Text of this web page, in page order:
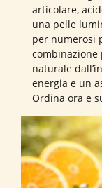
articolare,
una pelle
per numerosi
combinazione
naturale
energia e un
Ordina ora e